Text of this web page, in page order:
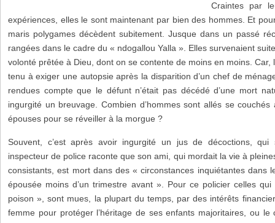
Craintes par
expériences, elles le sont maintenant par bien des hommes. Et
maris polygames décèdent subitement. Jusque dans un passé
rangées dans le cadre du « ndogallou Yalla ». Elles survenaient
volonté prêtée à Dieu, dont on se contente de moins en moins. Car,
tenu à exiger une autopsie après la disparition d’un chef de
rendues compte que le défunt n’était pas décédé d’une mort
ingurgité un breuvage. Combien d’hommes sont allés se
épouses pour se réveiller à la morgue ?
Souvent, c’est après avoir ingurgité un jus de décoctions,
inspecteur de police raconte que son ami, qui mordait la vie à
consistants, est mort dans des « circonstances inquiétantes dans
épousée moins d’un trimestre avant ». Pour ce policier celles
poison », sont mues, la plupart du temps, par des intérêts
femme pour protéger l’héritage de ses enfants majoritaires, ou le